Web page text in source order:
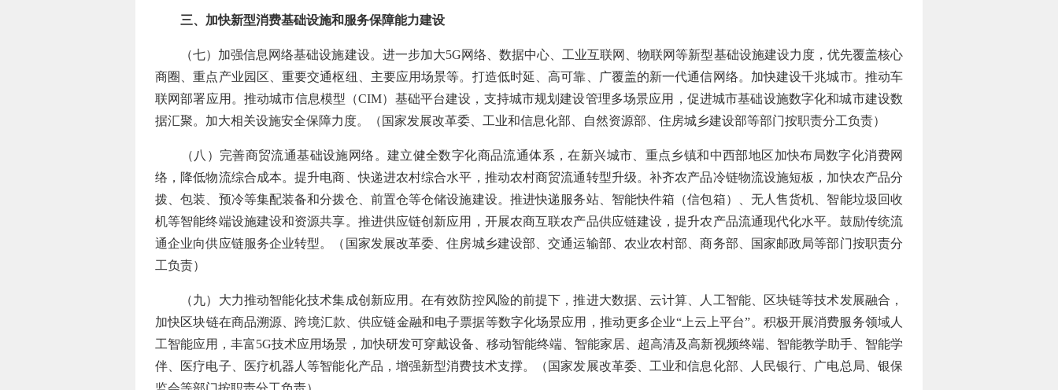
三、加快新型消费基础设施和服务保障能力建设
（七）加强信息网络基础设施建设。进一步加大5G网络、数据中心、工业互联网、物联网等新型基础设施建设力度，优先覆盖核心
商圈、重点产业园区、重要交通枢纽、主要应用场景等。打造低时延、高可靠、广覆盖的新一代通信网络。加快建设千兆城市。推动车
联网部署应用。推动城市信息模型（CIM）基础平台建设，支持城市规划建设管理多场景应用，促进城市基础设施数字化和城市建设数
据汇聚。加大相关设施安全保障力度。（国家发展改革委、工业和信息化部、自然资源部、住房城乡建设部等部门按职责分工负责）
（八）完善商贸流通基础设施网络。建立健全数字化商品流通体系，在新兴城市、重点乡镇和中西部地区加快布局数字化消费网
络，降低物流综合成本。提升电商、快递进农村综合水平，推动农村商贸流通转型升级。补齐农产品冷链物流设施短板，加快农产品分
拨、包装、预冷等集配装备和分拨仓、前置仓等仓储设施建设。推进快递服务站、智能快件箱（信包箱）、无人售货机、智能垃圾回收
机等智能终端设施建设和资源共享。推进供应链创新应用，开展农商互联农产品供应链建设，提升农产品流通现代化水平。鼓励传统流
通企业向供应链服务企业转型。（国家发展改革委、住房城乡建设部、交通运输部、农业农村部、商务部、国家邮政局等部门按职责分
工负责）
（九）大力推动智能化技术集成创新应用。在有效防控风险的前提下，推进大数据、云计算、人工智能、区块链等技术发展融合，
加快区块链在商品溯源、跨境汇款、供应链金融和电子票据等数字化场景应用，推动更多企业“上云上平台”。积极开展消费服务领域人
工智能应用，丰富5G技术应用场景，加快研发可穿戴设备、移动智能终端、智能家居、超高清及高新视频终端、智能教学助手、智能学
伴、医疗电子、医疗机器人等智能化产品，增强新型消费技术支撑。（国家发展改革委、工业和信息化部、人民银行、广电总局、银保